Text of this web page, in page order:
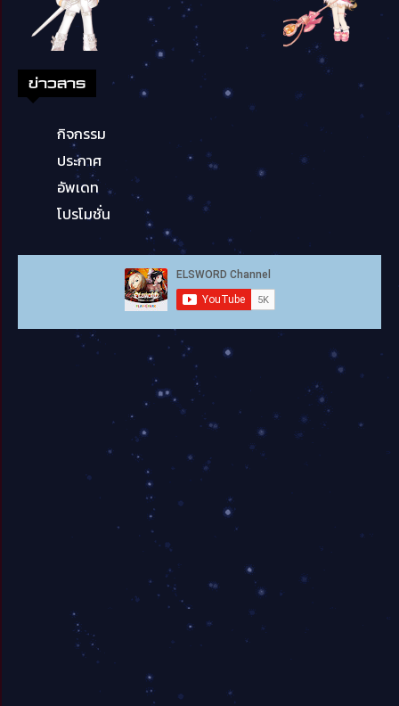
ข่าวสาร
กิจกรรม
ประกาศ
อัพเดท
โปรโมชั่น